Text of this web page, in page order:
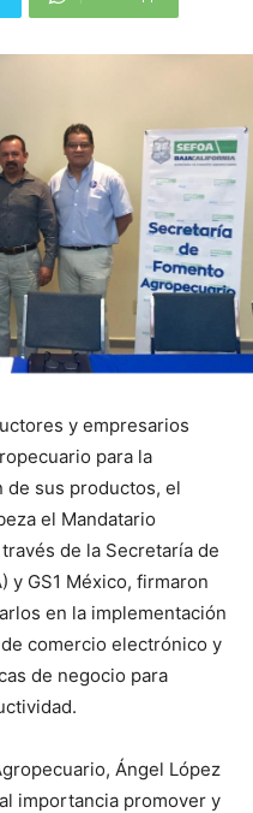
y empresarios
para la
sus productos, el
el Mandatario
de la Secretaría de
y GS1 México, firmaron
en la implementación
comercio electrónico y
de negocio para
Ángel López
importancia promover y